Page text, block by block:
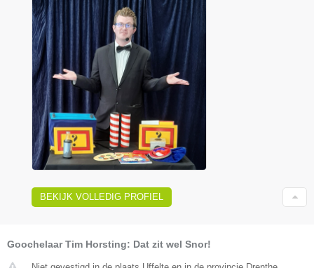
BEKIJK VOLLEDIG PROFIEL
Goochelaar Tim Horsting: Dat zit wel Snor!